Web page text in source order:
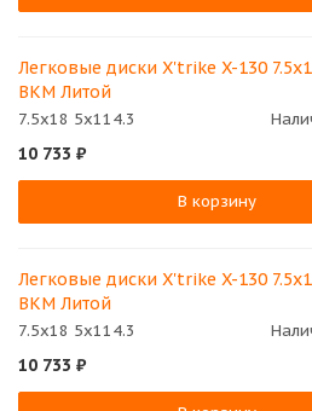
Легковые диски X'trike X-130
BKM Литой
7.5x18 5x114.3
10 733 ₽
В корзину
Легковые диски X'trike X-130
BKM Литой
7.5x18 5x114.3
10 733 ₽